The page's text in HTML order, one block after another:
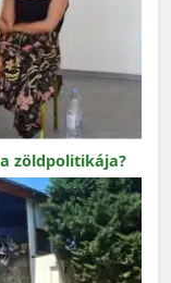
zöldpolitikája?